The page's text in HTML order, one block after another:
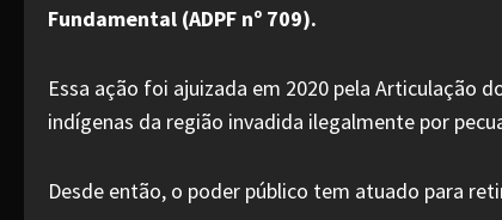
Fundamental (ADPF nº 709).
Essa ação foi ajuizada em 2020 pela Articulação
indígenas da região invadida ilegalmente por
Desde então, o poder público tem atuado para